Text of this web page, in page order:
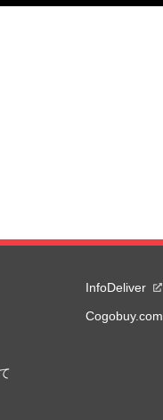
InfoDeliver
Cogobuy.com